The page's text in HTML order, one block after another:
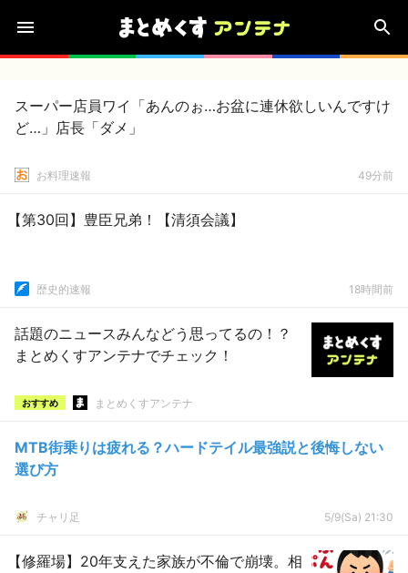
スーパー店員ワイ「あんのぉ…お盆に連休欲しいんですけ
ど…」店長「ダメ」
お料理速報 49分前
【第30回】豊臣兄弟！【清須会議】
歴史的速報 18時間前
話題のニュースみんなどう思ってるの！？
まとめくすアンテナでチェック！
おすすめ まとめくすアンテナ
MTB街乗りは疲れる？ハードテイル最強説と後悔しない
選び方
チャリ足 5/9(Sa) 21:30
【修羅場】20年支えた家族が不倫で崩壊。相